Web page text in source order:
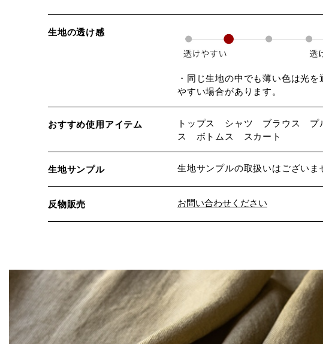
生地の透け感
・同じ生地の中でも薄い色は光
やすい場合があります。
おすすめ使用アイテム
トップス シャツ ブラウス プ
ス ボトムス スカート
生地サンプル 生地サンプルの取扱いはございま
反物販売 お問い合わせください
※詳しくはこちら